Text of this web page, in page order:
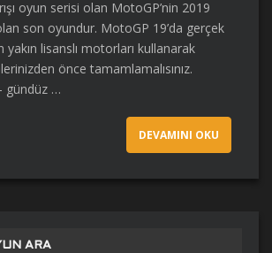
oyun serisi olan MotoGP’nin 2019
olan son oyundur. MotoGP 19’da gerçek
lisanslı motorları kullanarak
önce tamamlamalısınız.
gündüz …
DEVAMINI OKU
ARA